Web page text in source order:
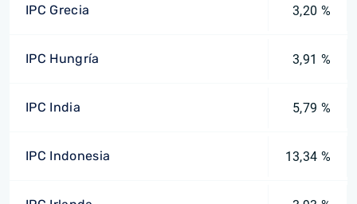
IPC Grecia 3,20 %
IPC Hungría 3,91 %
IPC India 5,79 %
IPC Indonesia 13,34 %